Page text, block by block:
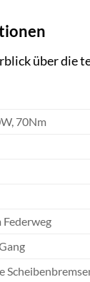
über die
70Nm
Federweg